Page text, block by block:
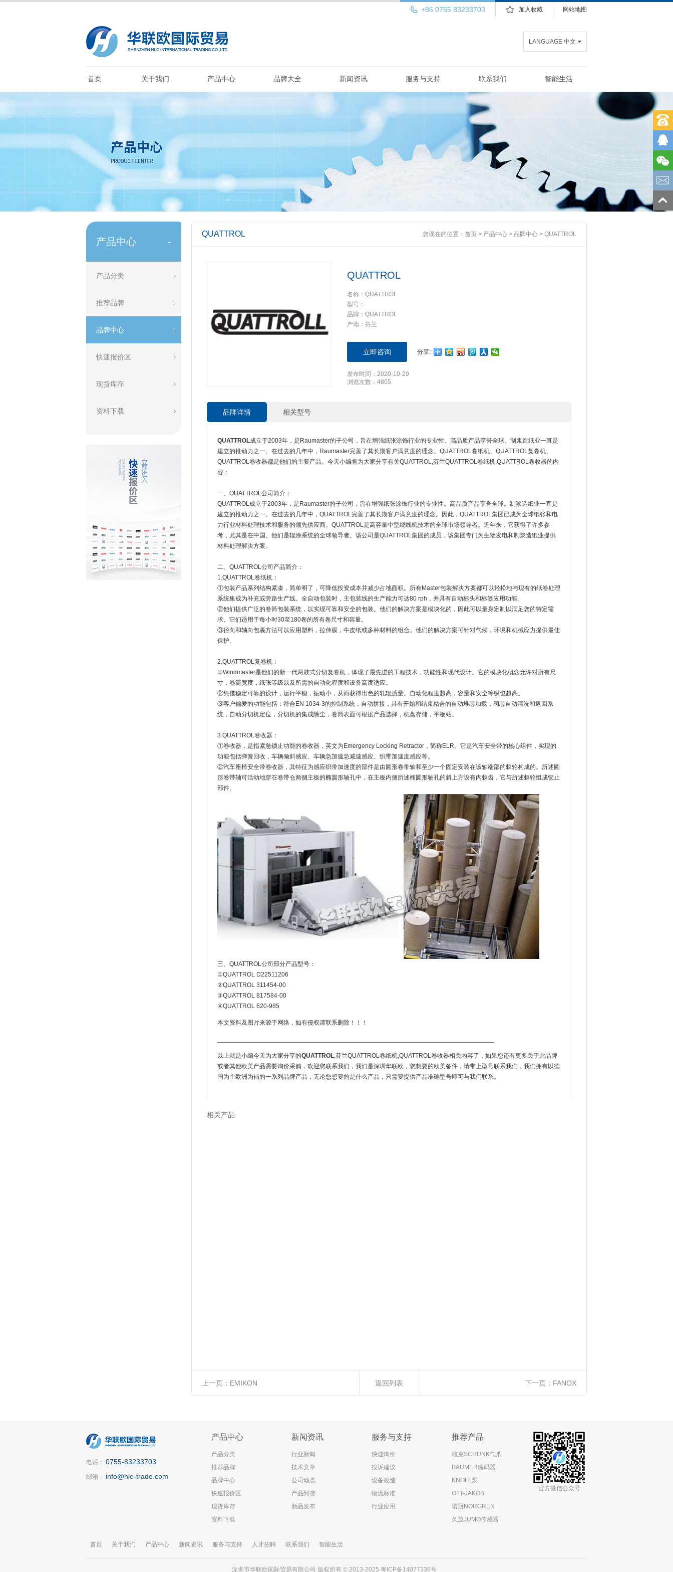
网站地图
加入收藏
+86 0755 83233703
LANGUAGE 中文
首页 关于我们 产品中心 品牌大全 新闻资讯 服务与支持 联系我们 智能生活
产品中心 -
产品分类
推荐品牌
品牌中心
快速报价区
现货库存
资料下载
QUATTROL 您现在的位置： 首页 > 产品中心 > 品牌中心 > QUATTROL
QUATTROL
名称：QUATTROL
型号：
品牌：QUATTROL
产地：芬兰
立即咨询 分享:
发布时间：2020-10-29
浏览次数：4805
品牌详情 相关型号
QUATTROL成立于2003年，是Raumaster的子公司，旨在增强纸张涂饰行业的专业性。高品质产品享誉全球。制浆造纸业一直是
建立的推动力之一。在过去的几年中，Raumaster完善了其长期客户满意度的理念。QUATTROL卷纸机、QUATTROL复卷机、
QUATTROL卷收器都是他们的主要产品。今天小编将为大家分享有关QUATTROL,芬兰QUATTROL卷纸机,QUATTROL卷收器的内
容：
一、QUATTROL公司简介：
QUATTROL成立于2003年，是Raumaster的子公司，旨在增强纸张涂饰行业的专业性。高品质产品享誉全球。制浆造纸业一直是
建立的推动力之一。在过去的几年中，QUATTROL完善了其长期客户满意度的理念。因此，QUATTROL集团已成为全球纸张和电
力行业材料处理技术和服务的领先供应商。QUATTROL是高容量中型绕线机技术的全球市场领导者。近年来，它获得了许多参
考，尤其是在中国。他们是辊涂系统的全球领导者。该公司是QUATTROL集团的成员，该集团专门为生物发电和制浆造纸业提供
材料处理解决方案。
二、QUATTROL公司产品简介：
1.QUATTROL卷纸机：
①包装产品系列结构紧凑，简单明了，可降低投资成本并减少占地面积。所有Master包装解决方案都可以轻松地与现有的纸卷处理
系统集成为补充或旁路生产线。全自动包装时，主包装线的生产能力可达80 rph，并具有自动标头和标签应用功能。
②他们提供广泛的卷筒包装系统，以实现可靠和安全的包装。他们的解决方案是模块化的，因此可以量身定制以满足您的特定需
求。它们适用于每小时30至180卷的所有卷尺寸和容量。
③径向和轴向包裹方法可以应用塑料，拉伸膜，牛皮纸或多种材料的组合。他们的解决方案可针对气候，环境和机械应力提供最佳
保护。
2.QUATTROL复卷机：
①Windmaster是他们的新一代两鼓式分切复卷机，体现了最先进的工程技术，功能性和现代设计。它的模块化概念允许对所有尺
寸，卷筒宽度，纸张等级以及所需的自动化程度和设备高度适应。
②凭借稳定可靠的设计，运行平稳，振动小，从而获得出色的轧辊质量。自动化程度越高，容量和安全等级也越高。
③客户偏爱的功能包括：符合EN 1034-3的控制系统，自动拼接，具有开始和结束粘合的自动堆芯加载，阀芯自动清洗和返回系
统，自动分切机定位，分切机的集成除尘，卷筒表面可根据产品选择，机盘存储，平板站。
3.QUATTROL卷收器：
①卷收器，是指紧急锁止功能的卷收器，英文为Emergency Locking Retractor，简称ELR。它是汽车安全带的核心组件，实现的
功能包括弹簧回收，车辆倾斜感应、车辆急加速急减速感应、织带加速度感应等。
②汽车座椅安全带卷收器，其特征为感应织带加速度的部件是由圆形卷带轴和至少一个固定安装在该轴端部的棘轮构成的。所述圆
形卷带轴可活动地穿在卷带仓两侧主板的椭圆形轴孔中，在主板内侧所述椭圆形轴孔的斜上方设有内棘齿，它与所述棘轮组成锁止
部件。
三、QUATTROL公司部分产品型号：
①QUATTROL D22511206
②QUATTROL 311454-00
③QUATTROL 817584-00
④QUATTROL 620-985
本文资料及图片来源于网络，如有侵权请联系删除！！！
以上就是小编今天为大家分享的QUATTROL,芬兰QUATTROL卷纸机,QUATTROL卷收器相关内容了，如果您还有更多关于此品牌
或者其他欧美产品需要询价采购，欢迎您联系我们，我们是深圳华联欧，您想要的欧美备件，请带上型号联系我们，我们拥有以德
国为主欧洲为辅的一系列品牌产品，无论您想要的是什么产品，只需要提供产品准确型号即可与我们联系。
相关产品:
上一页： EMIKON 返回列表 下一页： FANOX
电话： 0755-83233703
邮箱： info@hlo-trade.com
产品中心
产品分类
推荐品牌
品牌中心
快速报价区
现货库存
资料下载
新闻资讯
行业新闻
技术文章
公司动态
产品到货
新品发布
服务与支持
快速询价
投诉建议
设备改造
物流标准
行业应用
推荐产品
雄克SCHUNK气爪
BAUMER编码器
KNOLL泵
OTT-JAKOB
诺冠NORGREN
久茂JUMO传感器
官方微信公众号
首页 关于我们 产品中心 新闻资讯 服务与支持 人才招聘 联系我们 智能生活
深圳市华联欧国际贸易有限公司 版权所有 © 2013-2025 粤ICP备14077336号